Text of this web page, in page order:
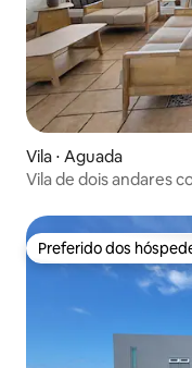
Vila ⋅ Aguada
Vila de dois andares
Preferido dos
Preferido dos